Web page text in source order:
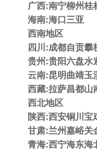
广西:南宁柳州桂
海南:海口三亚
西南地区
四川:成都自贡
贵州:贵阳六盘水
云南:昆明曲靖玉
西藏:拉萨昌都山
西北地区
陕西:西安铜川宝
甘肃:兰州嘉峪关
青海:西宁海东海